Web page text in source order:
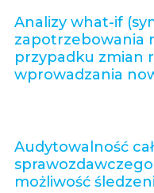
Analizy what-if
zapotrzebowania
przypadku zmian
wprowadzania
Audytowalność
możliwość